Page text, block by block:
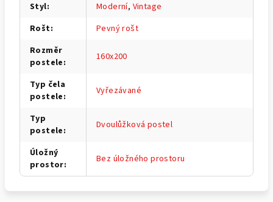
Styl: Moderní, Vintage
Rošt:
Pevný rošt
Rozměr
postele: 160x200
Typ čela
postele: Vyřezávané
Typ
postele: Dvoulůžková postel
Úložný
prostor: Bez úložného prostoru